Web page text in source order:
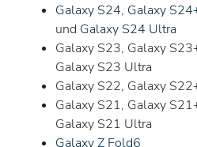
Galaxy S24, Galaxy
und Galaxy S24 Ultra
Galaxy S23, Galaxy
Galaxy S23 Ultra
Galaxy S22, Galaxy
Galaxy S21, Galaxy
Galaxy S21 Ultra
Galaxy Z Fold6